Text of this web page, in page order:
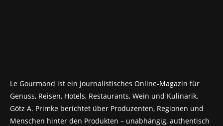
Le Gourmand ist ein journalistisches Online-Magazin für
Genuss, Reisen, Hotels, Restaurants, Wein und Kulinarik.
Götz A. Primke berichtet über Produzenten, Regionen und
Menschen hinter den Produkten – unabhängig, authentisch